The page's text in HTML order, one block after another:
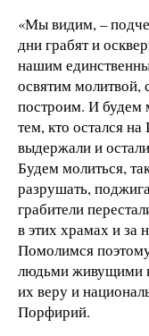
«Мы видим, –
дни грабят и
нашим
освятим
построим. И будем
тем, кто остался
выдержали и
Будем молиться,
разрушать,
грабители
в этих храмах и за
Помолимся
людьми живущими
их веру и
Порфирий.